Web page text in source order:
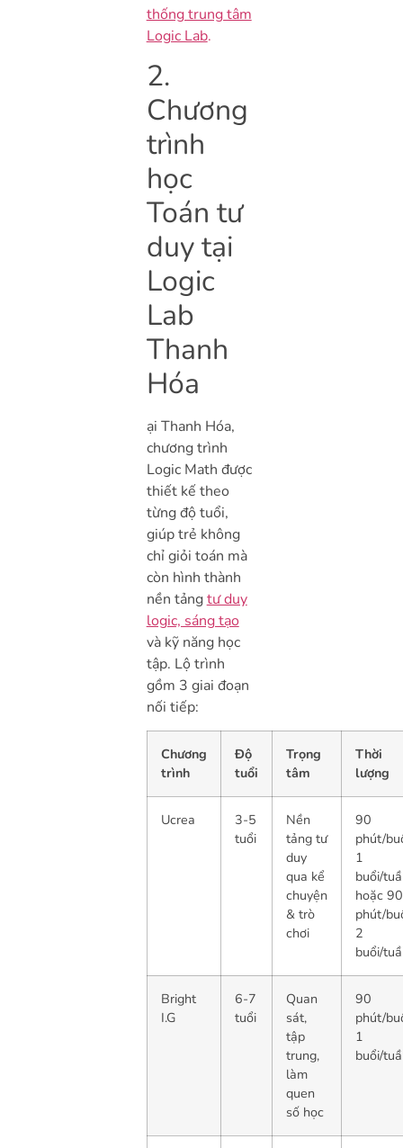
thống trung tâm
Logic Lab.
2.
Chương
trình
học
Toán tư
duy tại
Logic
Lab
Thanh
Hóa
ại Thanh Hóa,
chương trình
Logic Math được
thiết kế theo
từng độ tuổi,
giúp trẻ không
chỉ giỏi toán mà
còn hình thành
nền tảngtư duy
logic, sáng tạo
và kỹ năng học
tập. Lộ trình
gồm 3 giai đoạn
nối tiếp:
Chương
trình
Độ
tuổi
Trọng
tâm
Thời
lượng
Ucrea
3-5
tuổi
Nền
tảng tư
duy
qua kể
chuyện
& trò
chơi
90
phút/
1
buổi/
hoặc 90
phút/
2
buổi/
Bright
I.G
6-7
tuổi
Quan
sát,
tập
trung,
làm
quen
số học
90
phút/
1
buổi/